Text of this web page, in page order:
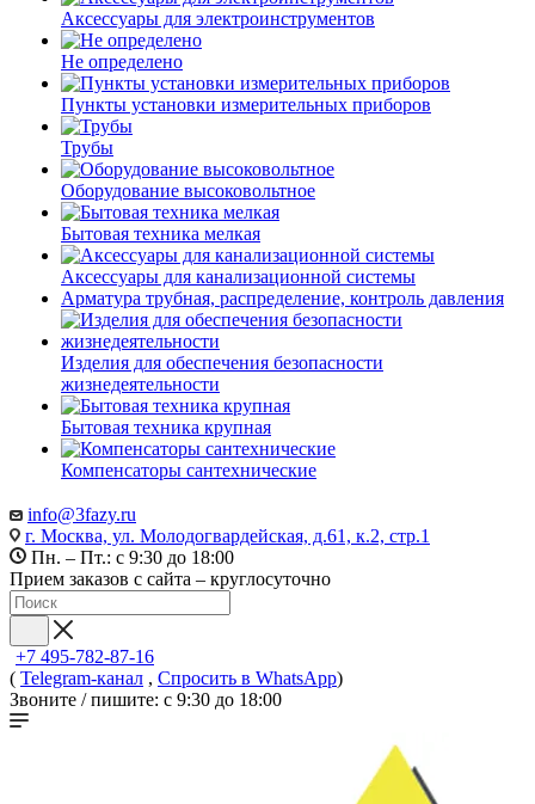
Аксессуары для электроинструментов
Не определено
Пункты установки измерительных приборов
Трубы
Оборудование высоковольтное
Бытовая техника мелкая
Аксессуары для канализационной системы
Арматура трубная, распределение, контроль давления
Изделия для обеспечения безопасности
жизнедеятельности
Бытовая техника крупная
Компенсаторы сантехнические
info@3fazy.ru
г. Москва, ул. Молодогвардейская, д.61, к.2, стр.1
Пн. – Пт.: с 9:30 до 18:00
Прием заказов с сайта – круглосуточно
+7 495-782-87-16
( Telegram-канал , Спросить в WhatsApp)
Звоните / пишите: с 9:30 до 18:00